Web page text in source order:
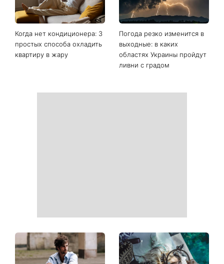
Когда нет кондиционера: 3
простых способа охладить
квартиру в жару
Погода резко изменится в
выходные: в каких
областях Украины пройдут
ливни с градом